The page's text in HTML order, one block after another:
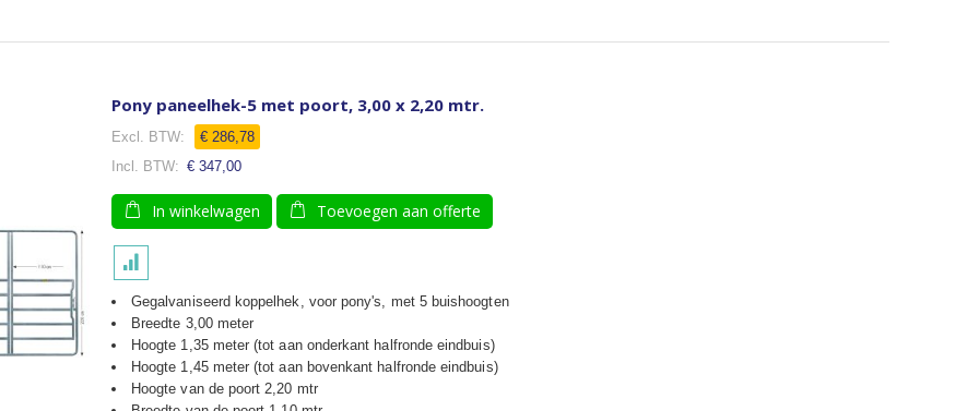
Pony paneelhek-5 met poort, 3,00 x 2,20 mtr.
€ 286,78
€ 347,00
In winkelwagen Toevoegen aan offerte
Gegalvaniseerd koppelhek, voor pony's, met 5 buishoogten
Breedte 3,00 meter
Hoogte 1,35 meter (tot aan onderkant halfronde eindbuis)
Hoogte 1,45 meter (tot aan bovenkant halfronde eindbuis)
Hoogte van de poort 2,20 mtr